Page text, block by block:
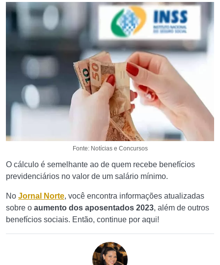
Fonte: Notícias e Concursos
O cálculo é semelhante ao de quem recebe benefícios
previdenciários no valor de um salário mínimo.
No Jornal Norte, você encontra informações atualizadas
sobre o aumento dos aposentados 2023, além de outros
benefícios sociais. Então, continue por aqui!